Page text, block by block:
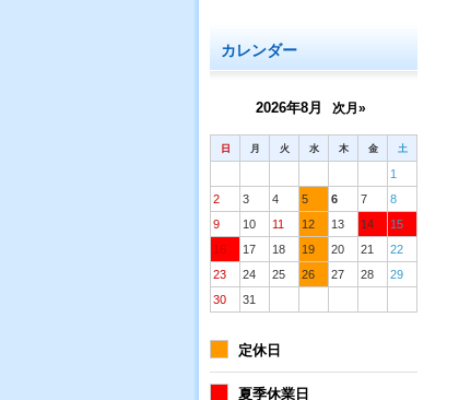
カレンダー
2026年8月 次月»
日 月 火 水 木 金 土
1
2
3 4 5 6 7
8
9
10 11 12 13 14
15
16
17 18 19 20 21
22
23
24 25 26 27 28
29
30
31
定休日
夏季休業日